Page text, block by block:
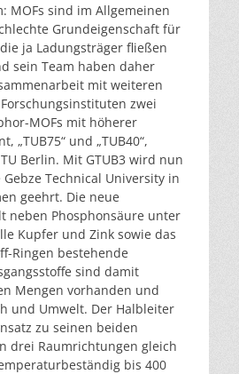
MOFs sind im Allgemeinen
Grundeigenschaft für
ja Ladungsträger fließen
sein Team haben daher
mit weiteren
zwei
MOFs mit höherer
„TUB75“ und „TUB40“,
Berlin. Mit GTUB3 wird nun
Technical University in
geehrt. Die neue
neben Phosphonsäure unter
Kupfer und Zink sowie das
Ringen bestehende
sind damit
Mengen vorhanden und
und Umwelt. Der Halbleiter
zu seinen beiden
drei Raumrichtungen gleich
bis 400